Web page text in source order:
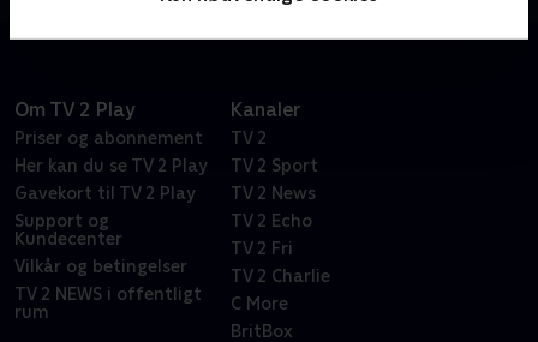
Om TV 2 Play
Priser og abonnement
Her kan du se TV 2 Play
Gavekort til TV 2 Play
Support og
Kundecenter
Vilkår og betingelser
TV 2 NEWS i offentligt
rum
Kanaler
TV 2
TV 2 Sport
TV 2 News
TV 2 Echo
TV 2 Fri
TV 2 Charlie
C More
BritBox